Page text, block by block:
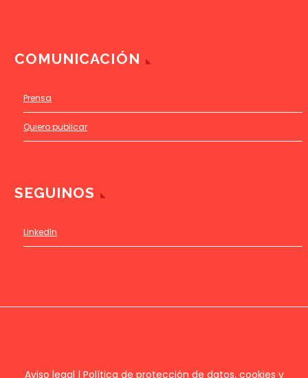
COMUNICACIÓN
Prensa
Quiero publicar
SEGUINOS
LinkedIn
Aviso legal | Política de protección de datos, cookies y